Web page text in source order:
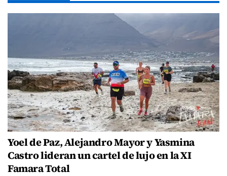
Yoel de Paz, Alejandro Mayor y Yasmina
Castro lideran un cartel de lujo en la XI
Famara Total